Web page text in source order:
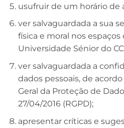
usufruir de um horário de
ver salvaguardada a sua
física e moral nos
Universidade Sénior do
ver salvaguardada a
dados pessoais, de
Geral da Proteção de
27/04/2016 (RGPD);
apresentar críticas e